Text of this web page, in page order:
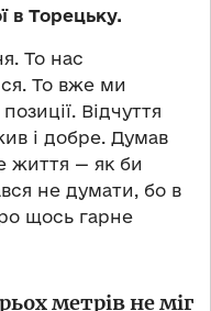
в Торецьку.
То нас
То вже ми
Відчуття
і добре. Думав
життя — як би
не думати, бо в
щось гарне
метрів не міг